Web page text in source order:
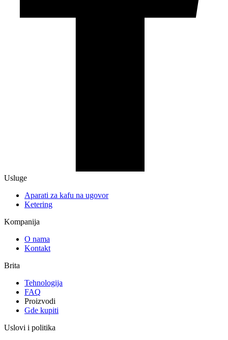
Usluge
Aparati za kafu na ugovor
Ketering
Kompanija
O nama
Kontakt
Brita
Tehnologija
FAQ
Proizvodi
Gde kupiti
Uslovi i politika